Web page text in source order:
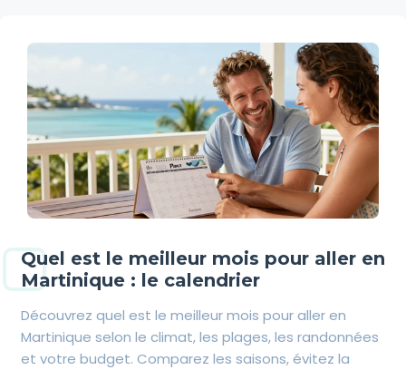
Quel est le meilleur mois pour aller en
Martinique : le calendrier
Découvrez quel est le meilleur mois pour aller en
Martinique selon le climat, les plages, les randonnées
et votre budget. Comparez les saisons, évitez la